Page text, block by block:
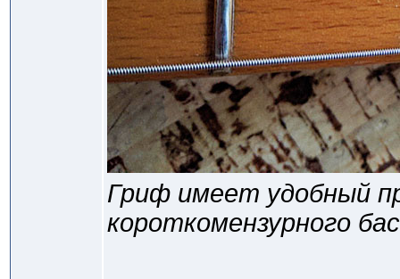
Гриф имеет удобный
короткомензурного